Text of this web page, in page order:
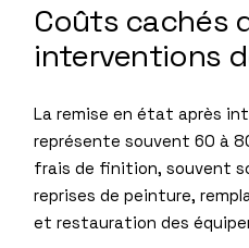
Coûts cachés
interventions
La remise en état après
représente souvent 60 à
frais de finition, souvent
reprises de peinture,
et restauration des